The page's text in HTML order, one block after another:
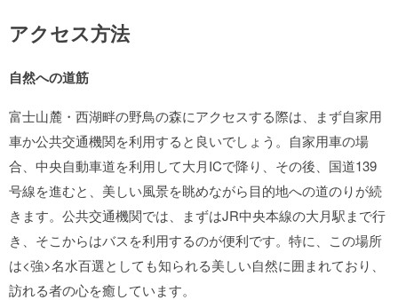
アクセス方法
自然への道筋
富士山麓・西湖畔の野鳥の森にアクセスする際は、まず自家用
車か公共交通機関を利用すると良いでしょう。自家用車の場
合、中央自動車道を利用して大月ICで降り、その後、国道139
号線を進むと、美しい風景を眺めながら目的地への道のりが続
きます。公共交通機関では、まずはJR中央本線の大月駅まで行
き、そこからはバスを利用するのが便利です。特に、この場所
は<強>名水百選としても知られる美しい自然に囲まれており、
訪れる者の心を癒しています。